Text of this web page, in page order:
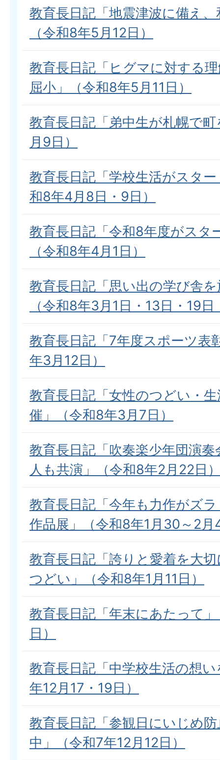
教育長日記「地震津波に備え
（令和8年5月12日）
教育長日記「ヒグマに対する
屈小」（令和8年5月11日）
教育長日記「弟中生が札幌で
月9日）
教育長日記「学校生活がスタ
和8年4月8日・9日）
教育長日記「令和8年度がスタ
（令和8年4月1日）
教育長日記「思い出の学び舎
（令和8年3月1日・13日・19
教育長日記「7年度スポーツ表
年3月12日）
教育長日記「女性のつどい・
催」（令和8年3月7日）
教育長日記「吹奏楽少年団演
人も共演」（令和8年2月22日
教育長日記「今年も力作がズ
作品展」（令和8年1月30～2月
教育長日記「誇りと愛着を大
つどい」（令和8年1月11日）
教育長日記「年末にあたって
日）
教育長日記「中学校生活の想
年12月17・19日）
教育長日記「参観日にいじめ
中」（令和7年12月12日）